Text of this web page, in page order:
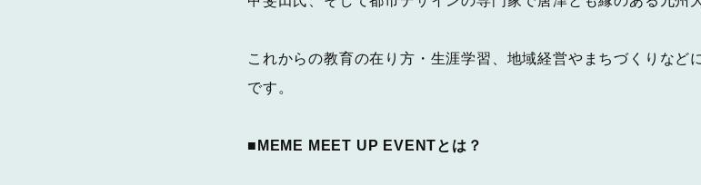
これからの教育の在り方・生涯学習、地域経営やまちづくりなど
です。
■MEME MEET UP EVENTとは？